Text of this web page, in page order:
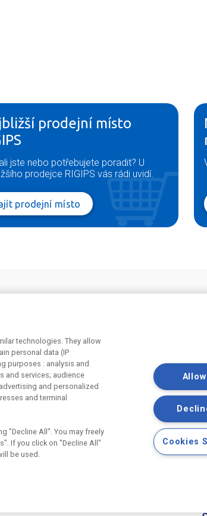
prodejní místo
jste nebo potřebujete poradit? U
prodejce RIGIPS vás rádi uvidí.
prodejní místo
technologies. They allow
personal data (IP
purposes : analysis and
and services; audience
and personalized
and terminal
"Decline All". You may freely
If you click on "Decline All"
be used.
Cookies